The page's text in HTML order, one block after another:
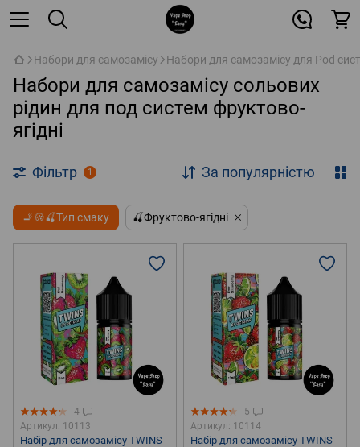
Набори для самозамісу Набори для самозамісу для Pod
Набори для самозамісу сольових
рідин для под систем фруктово-
ягідні
Фільтр 1 За популярністю
🚬🍪🍒Тип смаку 🍒Фруктово-ягідні
4
Артикул: 10113
Набір для самозамісу TWINS
5
Артикул: 10114
Набір для самозамісу TWINS